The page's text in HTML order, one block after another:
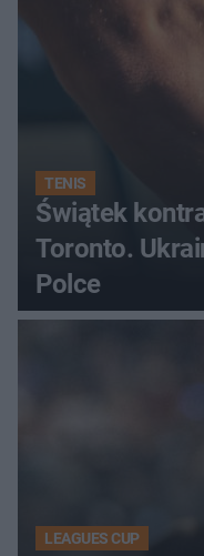
TENIS
Świątek
Toronto.
Polce
LEAGUES CUP